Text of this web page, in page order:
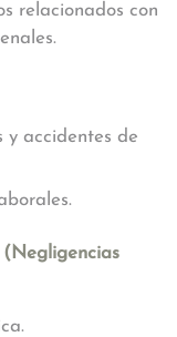
relacionados con
y accidentes de